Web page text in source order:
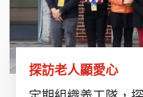
探訪老人顯愛心